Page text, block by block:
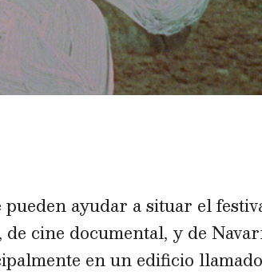
pueden ayudar a situar el
cine documental, y de
en un edificio